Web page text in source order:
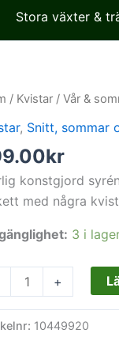
Stora växter &
/ Kvistar / Vår &
, Snitt, sommar
kr
konstgjord
med några
3 i
+
10449920